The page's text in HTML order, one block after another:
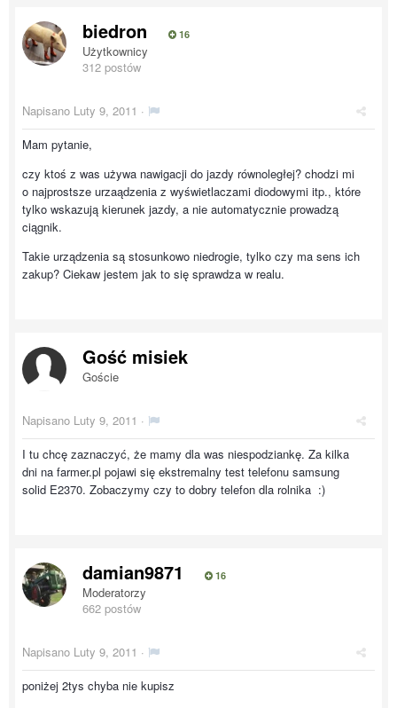
biedron 16
Użytkownicy
312 postów
Napisano Luty 9, 2011 ·
Mam pytanie,
czy ktoś z was używa nawigacji do jazdy równoległej? chodzi mi
o najprostsze urzaądzenia z wyświetlaczami diodowymi itp., które
tylko wskazują kierunek jazdy, a nie automatycznie prowadzą
ciągnik.
Takie urządzenia są stosunkowo niedrogie, tylko czy ma sens ich
zakup? Ciekaw jestem jak to się sprawdza w realu.
Gość misiek
Goście
Napisano Luty 9, 2011 ·
I tu chcę zaznaczyć, że mamy dla was niespodziankę. Za kilka
dni na farmer.pl pojawi się ekstremalny test telefonu samsung
solid E2370. Zobaczymy czy to dobry telefon dla rolnika :)
damian9871 16
Moderatorzy
662 postów
Napisano Luty 9, 2011 ·
poniżej 2tys chyba nie kupisz